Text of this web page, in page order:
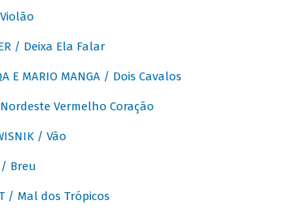
/ Deixa Ela Falar
E MARIO MANGA / Dois Cavalos
Vermelho Coração
/ Vão
/ Breu
/ Mal dos Trópicos